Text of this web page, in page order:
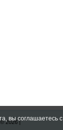
2026|
вы соглашаетесь с